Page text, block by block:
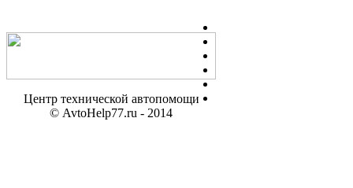
Центр технической автопомощи
© AvtoHelp77.ru - 2014